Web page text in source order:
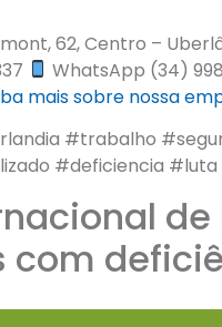
62, Centro –
WhatsApp (34)
mais sobre nossa
#trabalho
#deficiencia #luta
com